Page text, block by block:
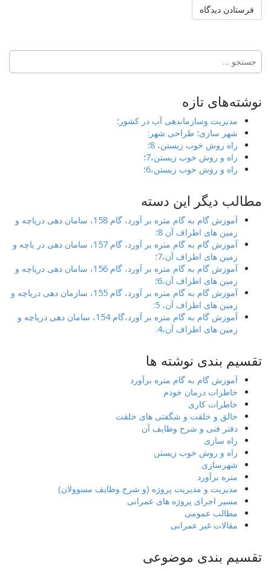
جستجو
برای:
نوشته‌های تازه
مدیریت وسازماندهی آب در کشور؛
شهر سازی؛ طراحی شهر:
راه روش خوب زیستن، 8؛
راه و روش خوب زیستن،7؛
راه و روش خوب زیستن،6؛
مطالب دیگر این دسته
آموزش گام به گام متره بر آورد، گام 158، سامان دهی دریاچه و
زمین های اطراف آن 8؛
آموزش گام به گام متره بر آورد، گام 157، سامان دهی در یاچه و
زمین های اطراف آن،7؛
آموزش گام به گام متره بر آورد، گام 156، سامان دهی دریاچه و
زمین های اطراف آن،6؛
آموزش گام به گام متره بر آورد، گام 155، سازمان دهی دریاچه و
زمین های اطراف آن، 5:
آموزش گام به گام متره بر آورد،گام 154، سامان دهی دریاچه و
زمین های اطراف آن،4.
تقسیم بندی نوشته ها
آموزش گام به گام متره برآورد
خاطرات درمان خودم
خاطرات کاری
خالق و خلقت و شگفتی های خلقت
دفتر فنی و شرح وظایف آن
راه سازی
راه و روش خوب زیستن
شهرسازی
متره برآورد
مدیریت و مدیریت پروژه (و شرح وظایف مسوولان)
مسیر اجرای پروژه های عمرانی
مطالب عمومی
مقالات غیر عمرانی
تقسیم بندی موضوعی